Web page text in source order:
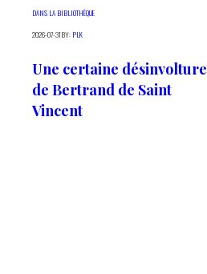
DANS LA BIBLIOTHÈQUE
2026-07-31BY: PLK
Une certaine désinvolture
de Bertrand de Saint
Vincent